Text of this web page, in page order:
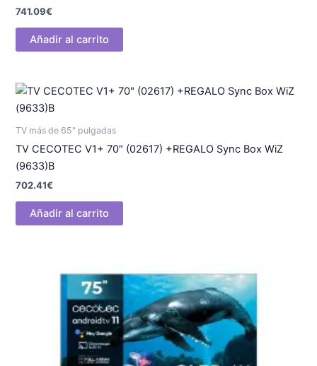
741.09€
Añadir al carrito
TV más de 65" pulgadas
TV CECOTEC V1+ 70″ (02617) +REGALO Sync Box WiZ
(9633)B
702.41€
Añadir al carrito